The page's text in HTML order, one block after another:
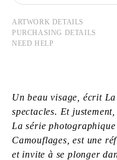
ARTWORK DETAILS
PURCHASING DETAILS
NEED HELP
Un beau visage, écrit
spectacles. Et
La série photographique
Camouflages, est une
et invite à se plonger